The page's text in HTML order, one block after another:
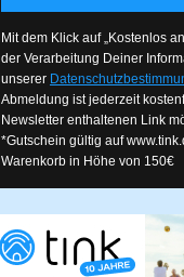
Mit dem Klick auf „Kostenlos
der Verarbeitung Deiner
unserer
Abmeldung ist jederzeit
Newsletter enthaltenen Link
*Gutschein gültig auf
Warenkorb in Höhe von 150€